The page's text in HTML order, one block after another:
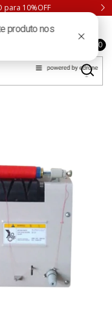
199,90 para São Paulo
0